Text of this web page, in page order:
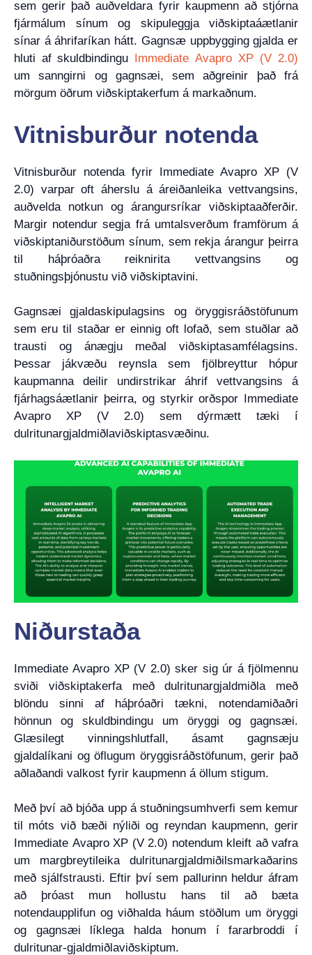
sem gerir það auðveldara fyrir kaupmenn að stjórna
fjármálum sínum og skipuleggja viðskiptaáætlanir
sínar á áhrifaríkan hátt. Gagnsæ uppbygging gjalda er
hluti af skuldbindingu Immediate Avapro XP (V 2.0)
um sanngirni og gagnsæi, sem aðgreinir það frá
mörgum öðrum viðskiptakerfum á markaðnum.
Vitnisburður notenda
Vitnisburður notenda fyrir Immediate Avapro XP (V
2.0) varpar oft áherslu á áreiðanleika vettvangsins,
auðvelda notkun og árangursríkar viðskiptaaðferðir.
Margir notendur segja frá umtalsverðum framförum á
viðskiptaniðurstöðum sínum, sem rekja árangur þeirra
til háþróaðra reiknirita vettvangsins og
stuðningsþjónustu við viðskiptavini.
Gagnsæi gjaldaskipulagsins og öryggisráðstöfunum
sem eru til staðar er einnig oft lofað, sem stuðlar að
trausti og ánægju meðal viðskiptasamfélagsins.
Þessar jákvæðu reynsla sem fjölbreyttur hópur
kaupmanna deilir undirstrikar áhrif vettvangsins á
fjárhagsáætlanir þeirra, og styrkir orðspor Immediate
Avapro XP (V 2.0) sem dýrmætt tæki í
dulritunargjaldmiðlaviðskiptasvæðinu.
Niðurstaða
Immediate Avapro XP (V 2.0) sker sig úr á fjölmennu
sviði viðskiptakerfa með dulritunargjaldmiðla með
blöndu sinni af háþróaðri tækni, notendamiðaðri
hönnun og skuldbindingu um öryggi og gagnsæi.
Glæsilegt vinningshlutfall, ásamt gagnsæju
gjaldalíkani og öflugum öryggisráðstöfunum, gerir það
aðlaðandi valkost fyrir kaupmenn á öllum stigum.
Með því að bjóða upp á stuðningsumhverfi sem kemur
til móts við bæði nýliði og reyndan kaupmenn, gerir
Immediate Avapro XP (V 2.0) notendum kleift að vafra
um margbreytileika dulritunargjaldmiðilsmarkaðarins
með sjálfstrausti. Eftir því sem pallurinn heldur áfram
að þróast mun hollustu hans til að bæta
notendaupplifun og viðhalda háum stöðlum um öryggi
og gagnsæi líklega halda honum í fararbroddi í
dulritunar-gjaldmiðlaviðskiptum.